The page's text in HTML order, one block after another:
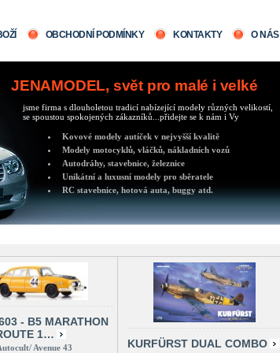
OBCHODNÍ PODMÍNKY KONTAKTY O NÁS
JENAMODEL, svět pro malé i velké
jsme firma s dlouholetou tradicí nabízející modely různých velikostí,
se spoustou spokojených zákazníků...přidejte se k nám i Vy
Kovové modely autíček v nejvyšší kvalitě
Modely motocyklů, vláčků, nákladních vozů
Autodráhy, stavebnice, železnice
Unikátní a luxusní modely pro sběratele
RC stavebnice, hotová auta, buggy atd.
- B5 MARATHON
1…
Avenue 43 KURFÜRST DUAL COMBO